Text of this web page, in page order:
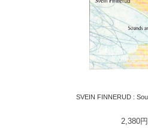
SVEIN FINNERUD :
2,380円